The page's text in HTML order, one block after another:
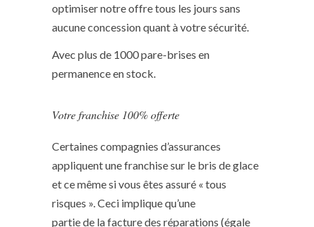
optimiser notre offre tous les jours sans
aucune concession quant à votre sécurité.
Avec plus de 1000 pare-brises en
permanence en stock.
Votre franchise 100% offerte
Certaines compagnies d’assurances
appliquent une franchise sur le bris de glace
et ce même si vous êtes assuré « tous
risques ». Ceci implique qu’une
partie de la facture des réparations (égale